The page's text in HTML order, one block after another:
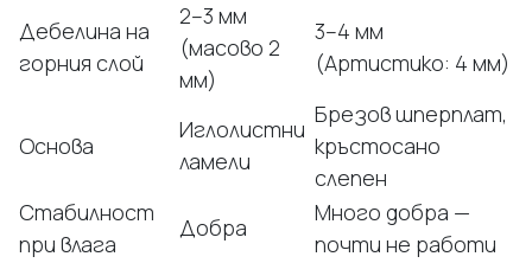
Дебелина на
горния слой
2–3 мм
(масово 2
мм)
3–4 мм
(Артистико: 4 мм)
Основа
Иглолистни
ламели
Брезов шперплат,
кръстосано
слепен
Стабилност
при влага
Добра
Много добра —
почти не работи